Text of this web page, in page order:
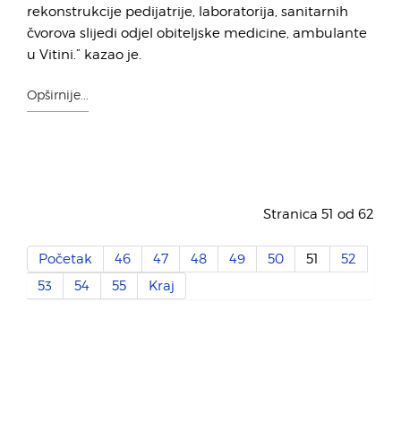
rekonstrukcije pedijatrije, laboratorija, sanitarnih
čvorova slijedi odjel obiteljske medicine, ambulante
u Vitini.” kazao je.
Opširnije...
Stranica 51 od 62
Početak 46 47 48 49 50 51
52
53
54 55 Kraj